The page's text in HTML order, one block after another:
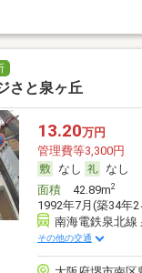
さと泉ヶ丘
13.20万円
管理費等3,300円
なし
なし
面積42.89m2
1992年7月(築34年
南海電鉄泉北線
その他の交通